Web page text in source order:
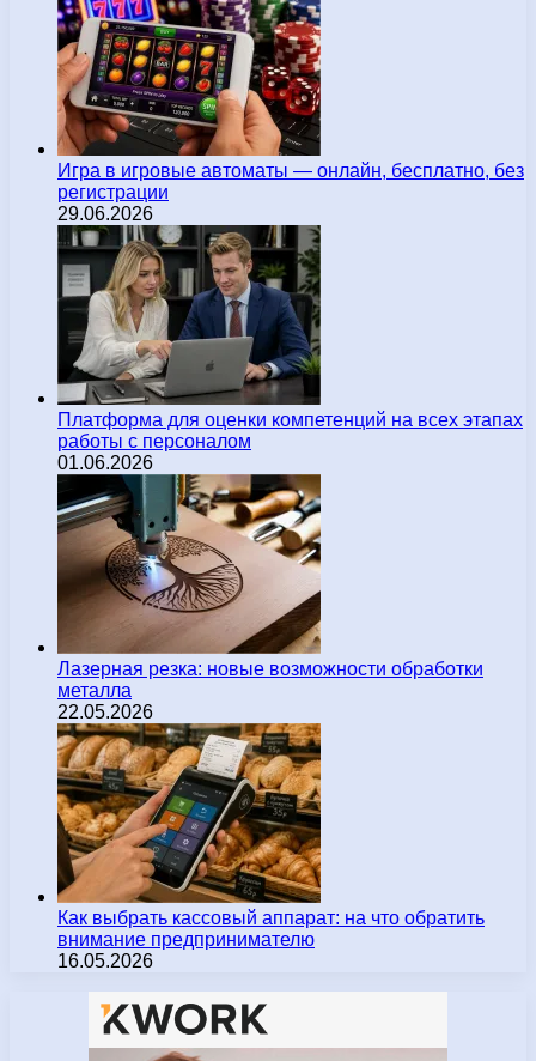
Игра в игровые автоматы — онлайн, бесплатно, без
регистрации
29.06.2026
Платформа для оценки компетенций на всех этапах
работы с персоналом
01.06.2026
Лазерная резка: новые возможности обработки
металла
22.05.2026
Как выбрать кассовый аппарат: на что обратить
внимание предпринимателю
16.05.2026